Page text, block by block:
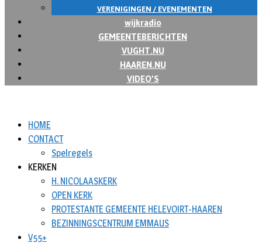
VERENIGINGEN / EVENEMENTEN
wijkradio
GEMEENTEBERICHTEN
VUGHT.NU
HAAREN.NU
VIDEO’S
HOME
CONTACT
Spelregels
KERKEN
H. NICOLAASKERK
OPEN KERK
PROTESTANTE GEMEENTE HELEVOIRT-HAAREN
BEZINNINGSCENTRUM EMMAUS
V55+